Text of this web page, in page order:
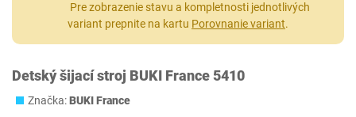
Pre zobrazenie stavu a kompletnosti jednotlivých
variant prepnite na kartu Porovnanie variant.
Detský šijací stroj BUKI France 5410
Značka:BUKI France